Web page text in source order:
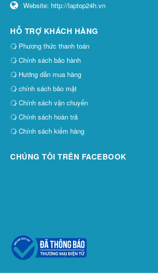
Website: http://laptop24h.vn
HỖ TRỢ KHÁCH HÀNG
Phương thức thanh toán
Chính sách bảo hành
Hướng dẫn mua hàng
chính sách bảo mật
Chính sách vận chuyển
Chính sách hoàn trả
Chính sách kiểm hàng
CHÚNG TÔI TRÊN FACEBOOK